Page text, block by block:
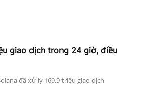
giao dịch trong 24 giờ, điều
đã xử lý 169,9 triệu giao dịch